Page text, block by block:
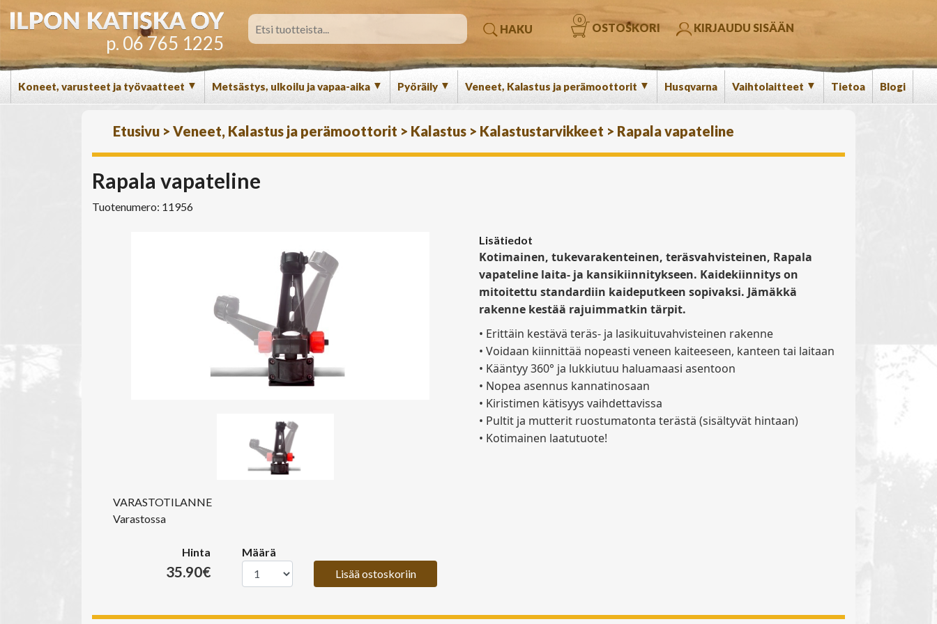
p. 06 765 1225
HAKU OSTOSKORI
0
KIRJAUDU SISÄÄN
Koneet, varusteet ja työvaatteet ▼ Metsästys, ulkoilu ja vapaa-aika ▼ Pyöräily ▼ Veneet, Kalastus ja perämoottorit ▼ Husqvarna Vaihtolaitteet ▼ Tietoa Blogi
Etusivu > Veneet, Kalastus ja perämoottorit > Kalastus > Kalastustarvikkeet > Rapala vapateline
Rapala vapateline
Tuotenumero: 11956
VARASTOTILANNE
Varastossa
Hinta
35.90€
Määrä
Lisää ostoskoriin
Lisätiedot
Kotimainen, tukevarakenteinen, teräsvahvisteinen, Rapala
vapateline laita- ja kansikiinnitykseen. Kaidekiinnitys on
mitoitettu standardiin kaideputkeen sopivaksi. Jämäkkä
rakenne kestää rajuimmatkin tärpit.
• Erittäin kestävä teräs- ja lasikuituvahvisteinen rakenne
• Voidaan kiinnittää nopeasti veneen kaiteeseen, kanteen tai laitaan
• Kääntyy 360° ja lukkiutuu haluamaasi asentoon
• Nopea asennus kannatinosaan
• Kiristimen kätisyys vaihdettavissa
• Pultit ja mutterit ruostumatonta terästä (sisältyvät hintaan)
• Kotimainen laatutuote!